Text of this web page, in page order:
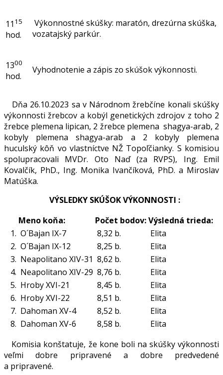
11 15
hod.
Výkonnostné skúšky: maratón, drezúrna skúška,
vozatajský parkúr.
1300
hod.
Vyhodnotenie a zápis zo skúšok výkonnosti.
Dňa 26.10.2023 sa v Národnom žrebčíne konali skúšky
výkonnosti žrebcov a kobýl genetických zdrojov z toho 2
žrebce plemena lipican, 2 žrebce plemena shagya-arab, 2
kobyly plemena shagya-arab a 2 kobyly plemena
huculský kôň vo vlastníctve NŽ Topoľčianky. S komisiou
spolupracovali MVDr. Oto Naď (za RVPS), Ing. Emil
Kovalčík, PhD., Ing. Monika Ivančíková, PhD. a Miroslav
Matúška.
VÝSLEDKY SKÚŠOK VÝKONNOSTI :
Meno koňa:
Počet bodov: Výsledná trieda:
1. O´Bajan IX-7 8,32 b.
Elita
2. O´Bajan IX-12 8,25 b.
Elita
3. Neapolitano XIV-31 8,62 b.
Elita
4. Neapolitano XIV-29 8,76 b.
Elita
5. Hroby XVI-21 8,45 b.
Elita
6. Hroby XVI-22 8,51 b.
Elita
7. Dahoman XV-4 8,52 b.
Elita
8. Dahoman XV-6 8,58 b.
Elita
Komisia konštatuje, že kone boli na skúšky výkonnosti
veľmi dobre pripravené a dobre predvedené
a pripravené.